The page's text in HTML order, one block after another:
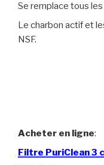
Se remplace tous
Le charbon actif et
NSF.
Acheter en ligne:
Filtre PuriClean 3